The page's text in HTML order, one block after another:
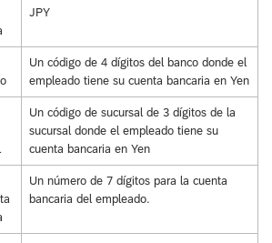
JPY
Un código de 4 dígitos del banco donde el
empleado tiene su cuenta bancaria en Yen
Un código de sucursal de 3 dígitos de la
sucursal donde el empleado tiene su
cuenta bancaria en Yen
Un número de 7 dígitos para la cuenta
bancaria del empleado.